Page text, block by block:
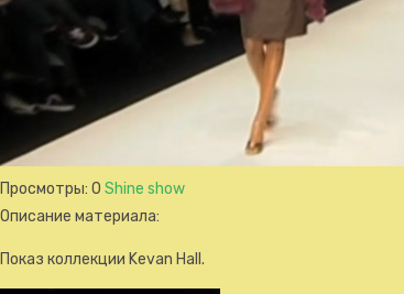
Просмотры: 0 Shine show
Описание материала:
Показ коллекции Kevan Hall.